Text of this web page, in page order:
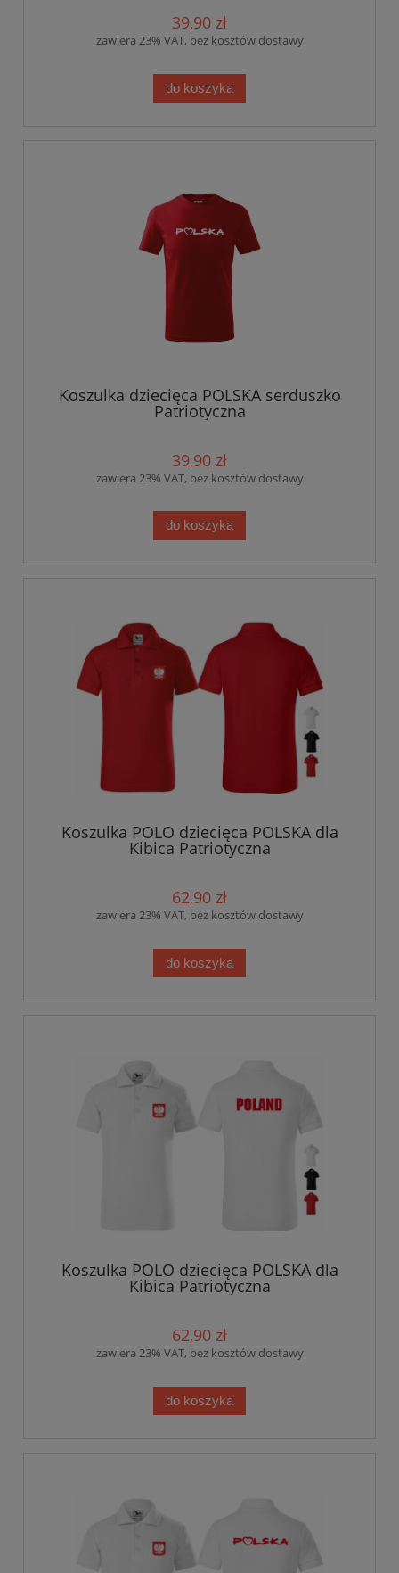
39,90 zł
zawiera 23% VAT, bez kosztów dostawy
do koszyka
Koszulka dziecięca POLSKA serduszko
Patriotyczna
39,90 zł
zawiera 23% VAT, bez kosztów dostawy
do koszyka
Koszulka POLO dziecięca POLSKA dla
Kibica Patriotyczna
62,90 zł
zawiera 23% VAT, bez kosztów dostawy
do koszyka
Koszulka POLO dziecięca POLSKA dla
Kibica Patriotyczna
62,90 zł
zawiera 23% VAT, bez kosztów dostawy
do koszyka